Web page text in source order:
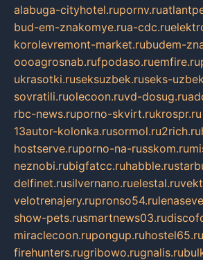
alabuga-cityhotel.rupornv.ru
bud-em-znakomye.rua-cdc.ru
korolevremont-market.rubudem-
oooagrosnab.rufpodaso.ruemfire.ru
ukrasotki.ruseksuzbek.ruseks-
sovratili.ruolecoon.ruvd-dosug.ru
rbc-news.ruporno-skvirt.rukrospr.ru
13autor-kolonka.rusormol.ru2rich.ru
hostserve.ruporno-na-russkom.ru
neznobi.rubigfatcc.ruhabble.ru
delfinet.rusilvernano.ruelestal.ru
velotrenajery.rupronso54.ru
show-pets.rusmartnews03.ru
miraclecoon.rupongup.ruhostel65.ru
firehunters.rugribowo.rugnalis.ru